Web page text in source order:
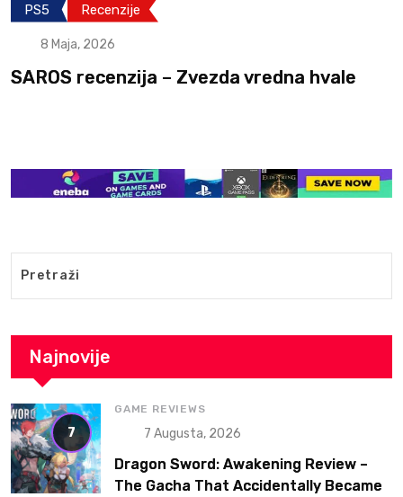
PS5 Recenzije
8 Maja, 2026
SAROS recenzija – Zvezda vredna hvale
Najnovije
7
GAME REVIEWS
7 Augusta, 2026
Dragon Sword: Awakening Review –
The Gacha That Accidentally Became